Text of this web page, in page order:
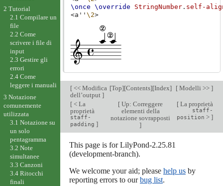
\once \override StringNumber. self-
<a'' \2>
[<< Modifica
dell’output ]
[Top][Contents][Index] [Modelli >> ]
[< La
proprietà
staff-
padding ]
[ Up: Correggere
elementi della
notazione sovrapposti
]
[La proprietà
staff-
position > ]
This page is for LilyPond-2.25.81
(development-branch).
We welcome your aid; please help usby
reporting errors to ourbug list.
2 Tutorial
2.1 Compilare un
file
2.2 Come
scrivere i file di
input
2.3 Gestire gli
errori
2.4 Come
leggere i manuali
3 Notazione
comunemente
utilizzata
3.1 Notazione su
un solo
pentagramma
3.2 Note
simultanee
3.3 Canzoni
3.4 Ritocchi
finali